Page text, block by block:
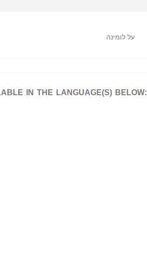
על לומינה
IN THE LANGUAGE(S) BELOW: